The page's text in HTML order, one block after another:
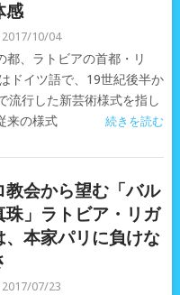
感
2017/10/04
都、ラトビアの首都・リ
ドイツ語で、19世紀後半か
流行した新芸術様式を指し
来の様式
続きを読む
教会から望む「バル
珠」ラトビア・リガ
、本家パリに負けな
2017/07/23